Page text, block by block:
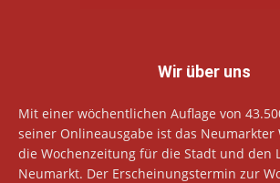
Wir über uns
Mit einer wöchentlichen Auflage von
seiner Onlineausgabe ist das Neumarkter
die Wochenzeitung für die Stadt und den
Neumarkt. Der Erscheinungstermin zur